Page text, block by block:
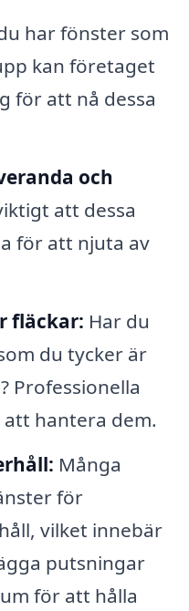
har fönster som
kan företaget
för att nå dessa
och
att dessa
för att njuta av
fläckar: Har du
du tycker är
Professionella
hantera dem.
Många
för
vilket innebär
putsningar
för att hålla